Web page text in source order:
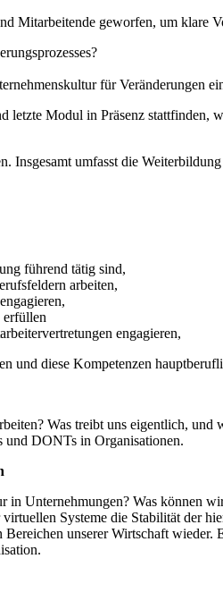
Mitarbeitende geworfen, um klare
für Veränderungen
letzte Modul in Präsenz
Insgesamt umfasst die
führend tätig sind,
arbeiten,
erfüllen
engagieren,
und diese Kompetenzen
Was treibt uns eigentlich,
und DONTs in Organisationen.
Unternehmungen? Was können
Systeme die Stabilität der
unserer Wirtschaft